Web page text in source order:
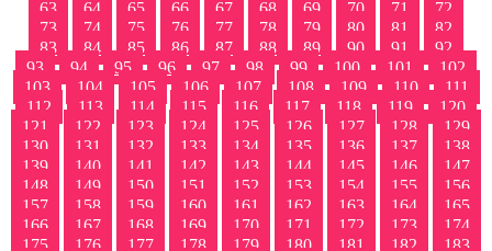
63
64 65 66 67 68 69 70 71
72
73
74 75 76 77 78 79 80 81
82
83
84 85 86 87 88 89 90 91
92
93
94 95 96 97 98 99 100 101
102
103
104 105 106 107 108 109 110
111
112
113 114 115 116 117 118 119
120
121
122 123 124 125 126 127 128
129
130
131 132 133 134 135 136 137
138
139
140 141 142 143 144 145 146
147
148
149 150 151 152 153 154 155
156
157
158 159 160 161 162 163 164
165
166
167 168 169 170 171 172 173
174
175
176 177 178 179 180 181 182
183